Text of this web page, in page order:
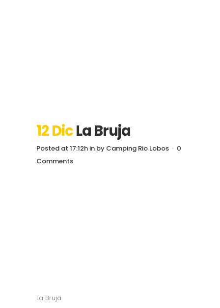
12 DicLa Bruja
Posted at 17:12h in by Camping Rio Lobos
0
Comments
La Bruja